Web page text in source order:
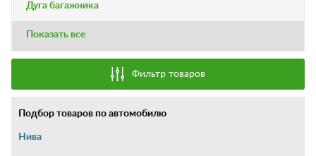
Дуга багажника
Показать все
Фильтр товаров
Подбор товаров по автомобилю
Нива